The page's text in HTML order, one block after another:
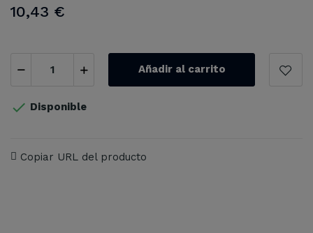
10,43 €
Añadir al carrito
 Disponible
Copiar URL del producto